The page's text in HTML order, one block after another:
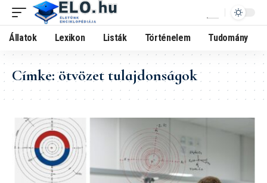
Állatok Lexikon Listák Történelem Tudomány
Címke:ötvözet tulajdonságok